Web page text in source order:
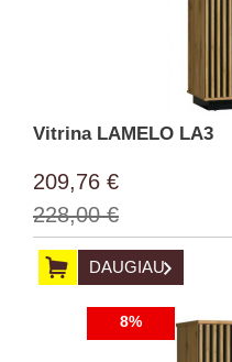
Vitrina LAMELO LA3
209,76 €
228,00 €
DAUGIAU
8%